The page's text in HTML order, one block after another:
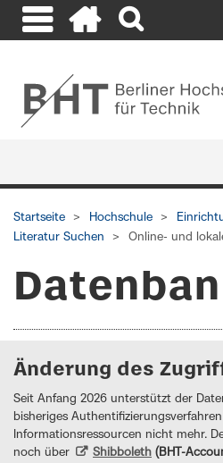
Startseite Hochschule
Literatur Suchen
Online- und
Änderung des
Seit Anfang 2026 unterstützt der
bisheriges
Informationsressourcen nicht mehr.
noch über
Shibboleth (BHT-